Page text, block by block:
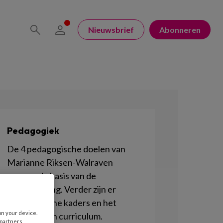
Nieuwsbrief Abonneren
Pedagogiek
De 4 pedagogische doelen van
Marianne Riksen-Walraven
vormen de basis van de
kinderopvang. Verder zijn er
Pedagogische kaders en het
Pedagogisch curriculum.
your device.